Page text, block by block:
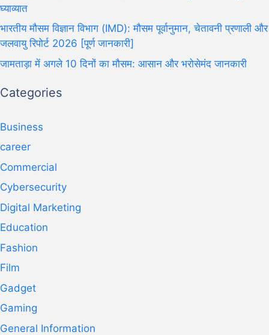
घ्याव्यात
भारतीय मौसम विज्ञान विभाग (IMD): मौसम पूर्वानुमान, चेतावनी प्रणाली और
जलवायु रिपोर्ट 2026 [पूर्ण जानकारी]
जामताड़ा में अगले 10 दिनों का मौसम: आसान और भरोसेमंद जानकारी
Categories
Business
career
Commercial
Cybersecurity
Digital Marketing
Education
Fashion
Film
Gadget
Gaming
General Information